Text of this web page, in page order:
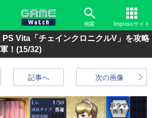
検索 Impressサイト
PS Vita「チェインクロニクルV」を攻略
！ (15/32)
次の画像
記事へ